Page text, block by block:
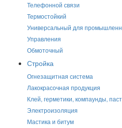
Телефонной связи
Термостойкий
Универсальный для
Управления
Обмоточный
Стройка
Огнезащитная система
Лакокрасочная продукция
Клей, герметики, компаунды,
Электроизоляция
Мастика и битум